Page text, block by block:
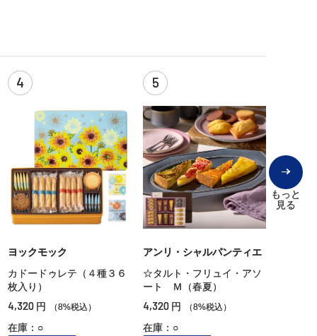
もっと
見る
4
ヨックモック
カドードゥレテ（４種３６
枚入り）
4,320 円 （8%税込）
在庫：○
5
アンリ・シャルパンティエ
☆タルト・フリュイ・アソ
ート Ｍ（春夏）
4,320 円 （8%税込）
在庫：○